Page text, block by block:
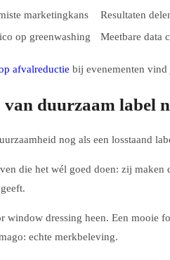
marketingkans
Resultaten
op greenwashing Meetbare data
afvalreductie bij evenementen
van duurzaam label
nog als een losstaand
die het wél goed doen: zij
window dressing heen. Een mooie
echte merkbeleving.